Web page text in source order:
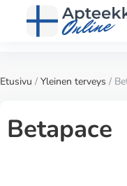
Etusivu / Yleinen terveys /
Betapace